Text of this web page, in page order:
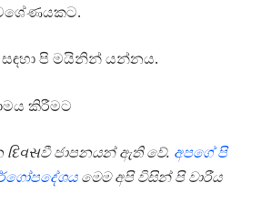
වශේණයකට.
පි මයිනින් යන්නය.
කිරීමට
દિવસවී ජාපනයන් ඇති වේ. අපගේ පි
මෙම අපි විසින් පි වාරීය